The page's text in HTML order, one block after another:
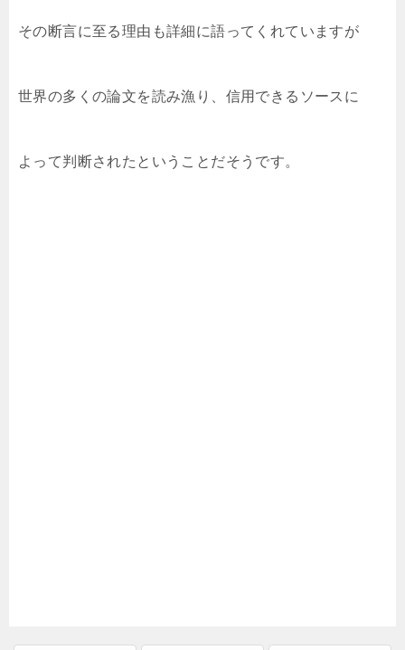
その断言に至る理由も詳細に語ってくれていますが
世界の多くの論文を読み漁り、信用できるソースに
よって判断されたということだそうです。